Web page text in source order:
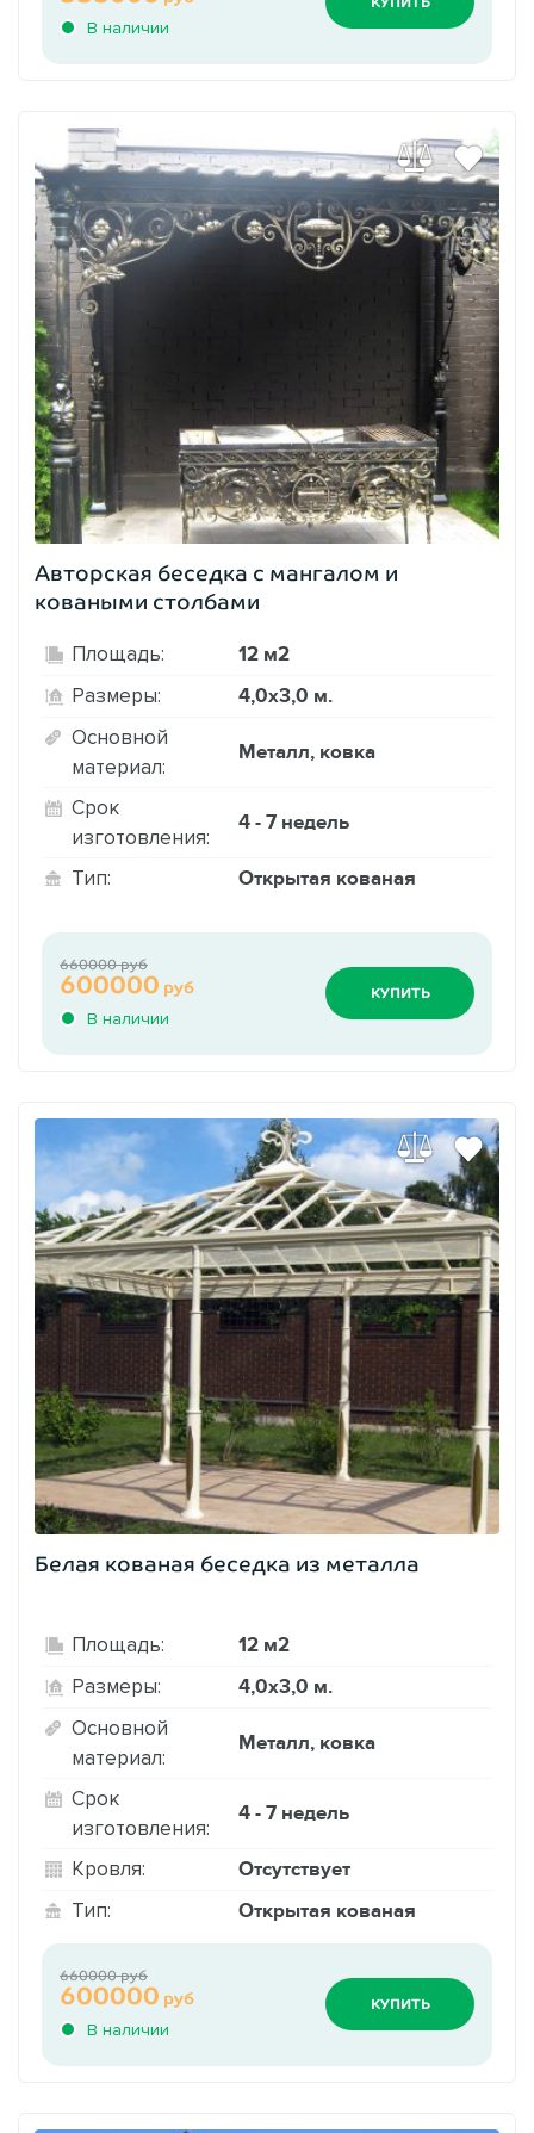
В наличии
Авторская беседка с мангалом и
коваными столбами
Площадь: 12 м2
Размеры: 4,0х3,0 м.
Основной
материал:
Металл, ковка
Срок
изготовления:
4 - 7 недель
Тип: Открытая кованая
В наличии
600000 руб
660000 руб
КУПИТЬ
Белая кованая беседка из металла
Площадь: 12 м2
Размеры: 4,0х3,0 м.
Основной
материал:
Металл, ковка
Срок
изготовления:
4 - 7 недель
Кровля: Отсутствует
Тип: Открытая кованая
В наличии
600000 руб
660000 руб
КУПИТЬ